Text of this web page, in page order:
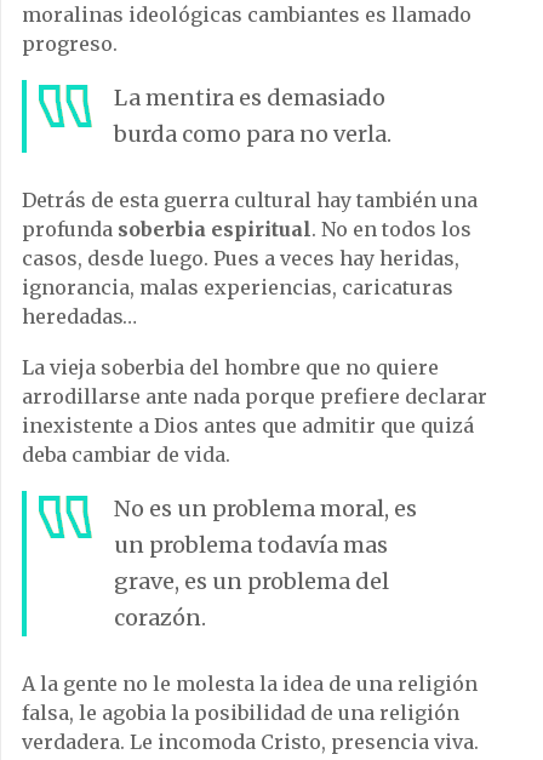
moralinas ideológicas cambiantes es llamado
progreso.
La mentira es demasiado
burda como para no verla.
Detrás de esta guerra cultural hay también una
profunda soberbia espiritual. No en todos los
casos, desde luego. Pues a veces hay heridas,
ignorancia, malas experiencias, caricaturas
heredadas…
La vieja soberbia del hombre que no quiere
arrodillarse ante nada porque prefiere declarar
inexistente a Dios antes que admitir que quizá
deba cambiar de vida.
No es un problema moral, es
un problema todavía mas
grave, es un problema del
corazón.
A la gente no le molesta la idea de una religión
falsa, le agobia la posibilidad de una religión
verdadera. Le incomoda Cristo, presencia viva.